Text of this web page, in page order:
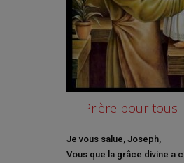
Prière pour tous
Je vous salue, Joseph,
Vous que la grâce divine a